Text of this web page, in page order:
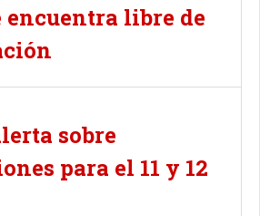
encuentra libre de
sobre
para el 11 y 12